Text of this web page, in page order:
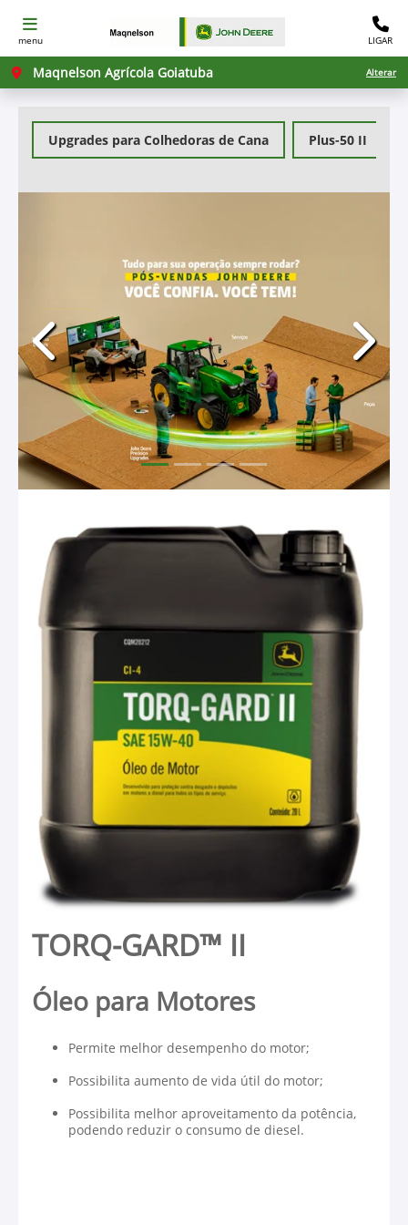
menu LIGAR
Maqnelson Agrícola Goiatuba Alterar
Upgrades para Colhedoras de Cana Plus-50 II